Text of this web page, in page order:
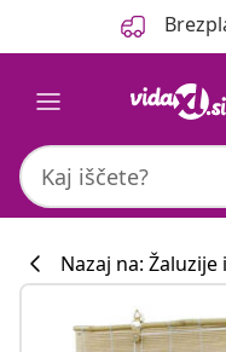
Nazaj na: